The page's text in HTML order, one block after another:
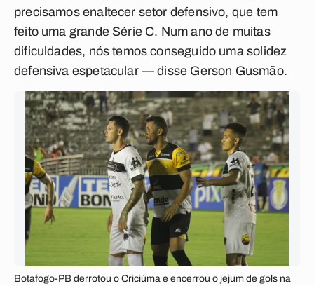
precisamos enaltecer setor defensivo, que tem
feito uma grande Série C. Num ano de muitas
dificuldades, nós temos conseguido uma solidez
defensiva espetacular — disse Gerson Gusmão.
Botafogo-PB derrotou o Criciúma e encerrou o jejum de gols na